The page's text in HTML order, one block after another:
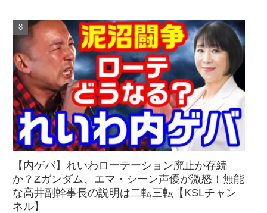
【内ゲバ】れいわローテーション廃止か存続
か？Zガンダム、エマ・シーン声優が激怒！無能
な高井副幹事長の説明は二転三転【KSLチャン
ネル】